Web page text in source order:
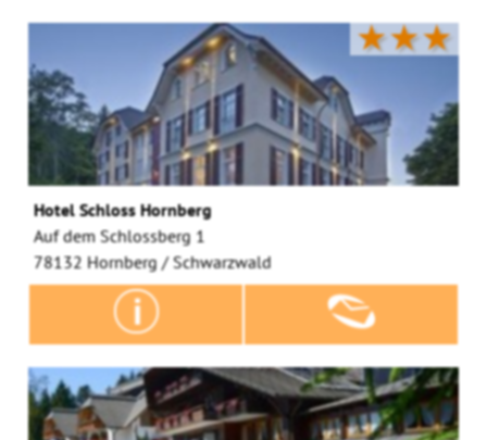
★★★
Hotel Schloss Hornberg
Auf dem Schlossberg 1
78132 Hornberg / Schwarzwald